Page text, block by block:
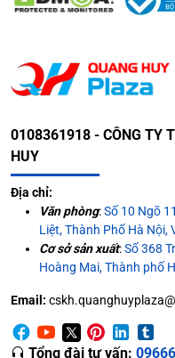
0108361918 - CÔNG TY
HUY
Địa chỉ:
Văn phòng:Số 10 Ngõ
Liệt, Thành Phố Hà Nội,
Cơ sở sản xuất:Số 368
Hoàng Mai, Thành phố
Email:
Tổng đài tư vấn: